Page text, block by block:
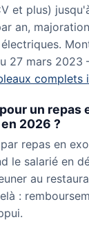
et plus)
an,
27 mars 2023
complets
un repas
2026 ?
repas en
le salarié en
au
: